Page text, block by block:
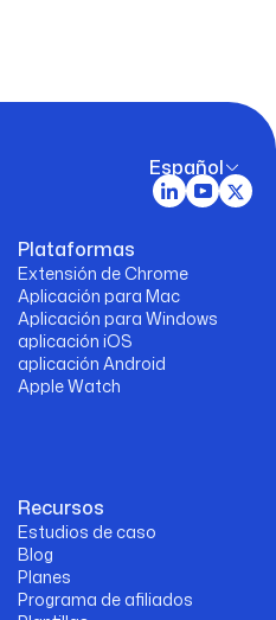
Español
Plataformas
Extensión de Chrome
Aplicación para Mac
Aplicación para Windows
aplicación iOS
aplicación Android
Apple Watch
Recursos
Estudios de caso
Blog
Planes
Programa de afiliados